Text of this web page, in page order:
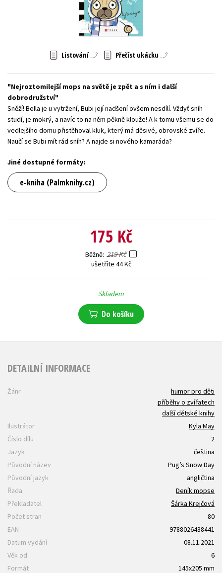
Zahraniční literatura
Všechny tituly
Listování Přečíst ukázku
Nejroztomilejší mops na světě je zpět a s ním i další
dobrodružství
Sněží! Bella je u vytržení, Bubi její nadšení ovšem nesdílí. Vždyť sníh
studí, je mokrý, a navíc to na něm pěkně klouže! A k tomu všemu se do
vedlejšího domu přistěhoval kluk, který má děsivé, obrovské zvíře.
Naučí se Bubi mít rád sníh? A najde si nového kamaráda?
Jiné dostupné formáty:
e-kniha (Palmknihy.cz)
175 Kč
Běžně 219 Kč
ušetříte 44 Kč
Skladem
Do košíku
DETAILNÍ INFORMACE
Žánr
humor pro děti
příběhy o zvířatech
další dětské knihy
Ilustrátor
Kyla May
Číslo dílu
2
Jazyk
čeština
Původní název
Pug’s Snow Day
Původní jazyk
angličtina
Řada
Deník mopse
Překladatel
Šárka Krejčová
Počet stran
80
EAN
9788026438441
Datum vydání
08.11.2021
Věk od
6
Formát
145x205 mm